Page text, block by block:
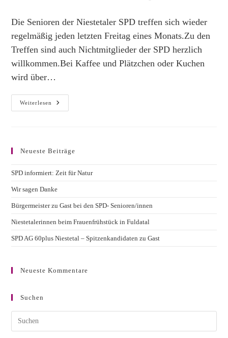
Die Senioren der Niestetaler SPD treffen sich wieder
regelmäßig jeden letzten Freitag eines Monats.Zu den
Treffen sind auch Nichtmitglieder der SPD herzlich
willkommen.Bei Kaffee und Plätzchen oder Kuchen
wird über…
Weiterlesen
Steffen
Müller
Niestetal
Neueste Beiträge
SPD informiert: Zeit für Natur
Wir sagen Danke
Bürgermeister zu Gast bei den SPD- Senioren/innen
Niestetalerinnen beim Frauenfrühstück in Fuldatal
SPD AG 60plus Niestetal – Spitzenkandidaten zu Gast
Neueste Kommentare
Suchen